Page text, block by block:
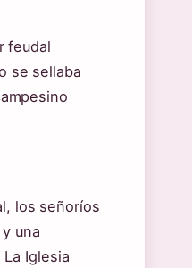
feudal
se sellaba
los señoríos
una
La Iglesia